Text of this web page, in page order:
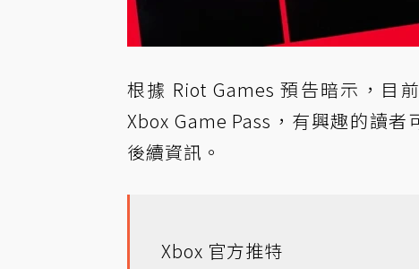
根據 Riot Games 預告暗示，目
Xbox Game Pass，有興趣的讀
後續資訊。
Xbox 官方推特